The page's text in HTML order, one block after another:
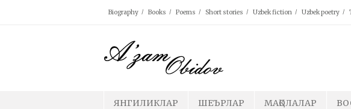
Biography Books Poems Short stories Uzbek fiction Uzbek poetry
ЯНГИЛИКЛАР ШЕЪРЛАР МАҚОЛАЛАР